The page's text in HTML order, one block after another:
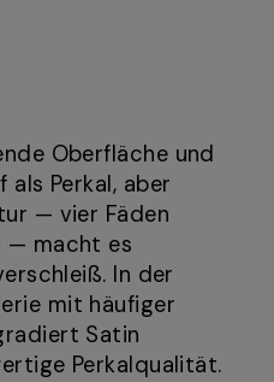
Oberfläche und
als Perkal, aber
— vier Fäden
— macht es
In der
mit häufiger
Satin
Perkalqualität.